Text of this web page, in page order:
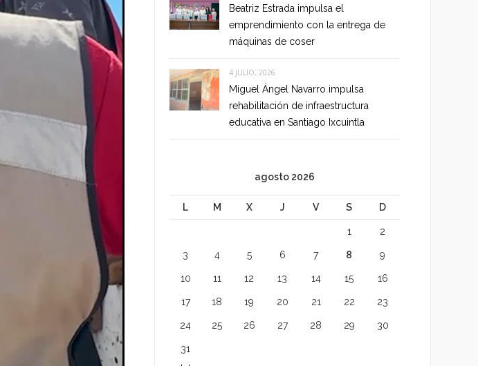
Beatriz Estrada impulsa el
emprendimiento con la entrega de
máquinas de coser
4 JULIO, 2026
Miguel Ángel Navarro impulsa
rehabilitación de infraestructura
educativa en Santiago Ixcuintla
agosto 2026
L M X J V S D
1 2
3 4 5 6 7 8 9
10 11 12 13 14 15 16
17 18 19 20 21 22 23
24 25 26 27 28 29 30
31